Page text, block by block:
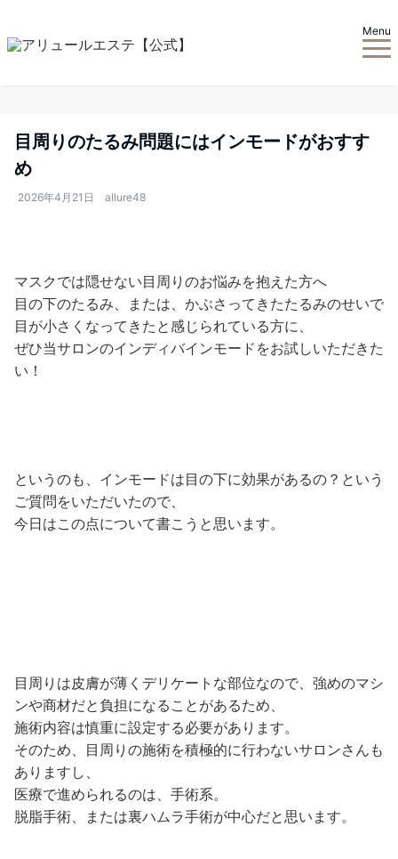
Menu
目周りのたるみ問題にはインモードがおすす
め
2026年4月21日 allure48
マスクでは隠せない目周りのお悩みを抱えた方へ
目の下のたるみ、または、かぶさってきたたるみのせいで
目が小さくなってきたと感じられている方に、
ぜひ当サロンのインディバインモードをお試しいただきた
い！
というのも、インモードは目の下に効果があるの？という
ご質問をいただいたので、
今日はこの点について書こうと思います。
目周りは皮膚が薄くデリケートな部位なので、強めのマシ
ンや商材だと負担になることがあるため、
施術内容は慎重に設定する必要があります。
そのため、目周りの施術を積極的に行わないサロンさんも
ありますし、
医療で進められるのは、手術系。
脱脂手術、または裏ハムラ手術が中心だと思います。